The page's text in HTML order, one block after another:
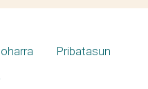
Pribatasun